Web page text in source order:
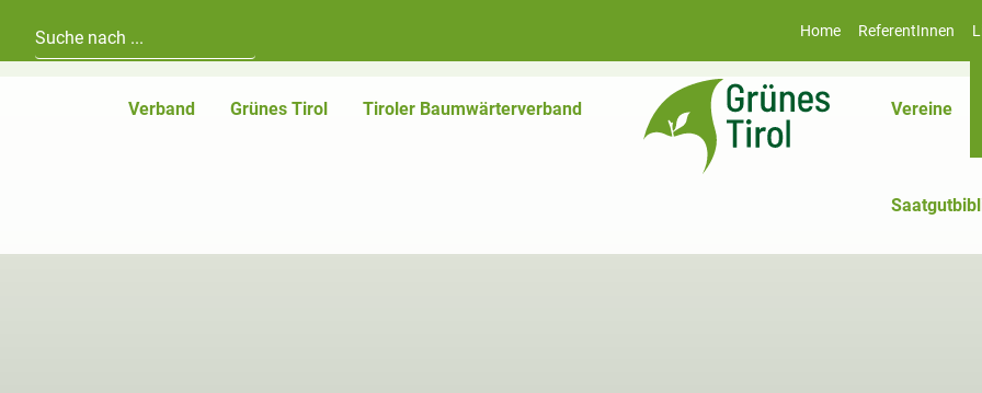
Home ReferentInnen
Verband Grünes Tirol Tiroler Baumwärterverband Vereine